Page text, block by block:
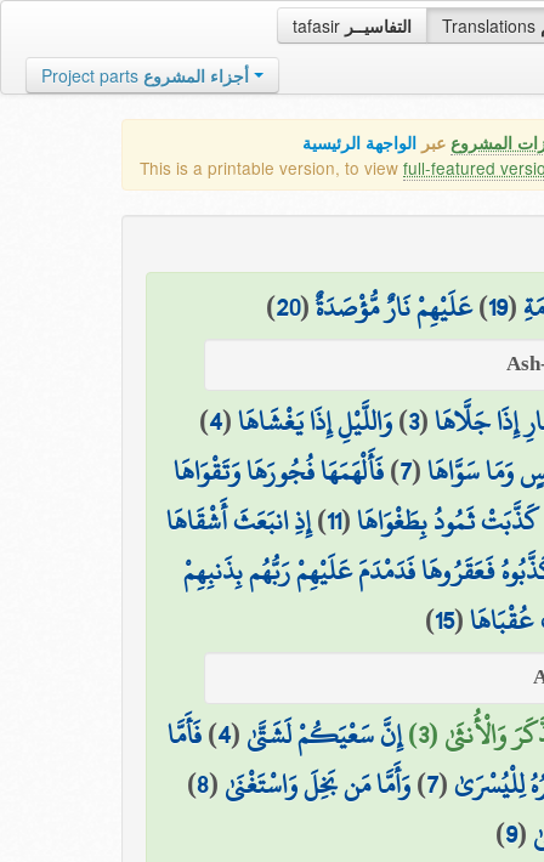
tafasir التفاسيــر Translations
Project parts أجزاء المشروع
المشروع عبر الواجهة الرئيسية
This is a printable version, to view full-featured
(
19
)عَلَيْهِمْ نَارٌ مُّؤْصَدَةٌ(
20
)
إِذَا جَلَّاهَا(
3
)وَاللَّيْلِ إِذَا يَغْشَاهَا(
4
)
وَمَا سَوَّاهَا(
7
)فَأَلْهَمَهَا فُجُورَهَا وَتَقْوَاهَا
كَذَّبَتْ ثَمُودُ بِطَغْوَاهَا(
11
)إِذِ انبَعَثَ أَشْقَاهَا
فَعَقَرُوهَا فَدَمْدَمَ عَلَيْهِمْ رَبُّهُم بِذَنبِهِمْ
(
15
)
وَالْأُنثَىٰ (3) إِنَّ سَعْيَكُمْ لَشَتَّىٰ(
4
)فَأَمَّا
لِلْيُسْرَىٰ(
7
)وَأَمَّا مَن بَخِلَ وَاسْتَغْنَىٰ(
8
)
(
9
)